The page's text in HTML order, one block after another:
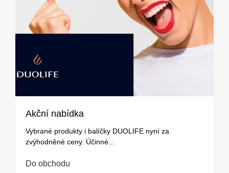
Akční nabídka
Vybrané produkty i balíčky DUOLIFE nyní za
zvýhodněné ceny. Účinné...
Do obchodu